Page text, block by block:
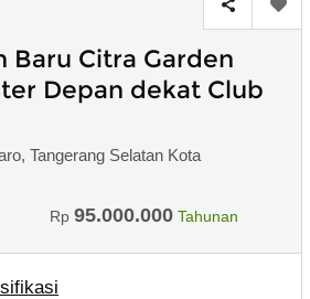
Baru Citra Garden
Depan dekat Club
Tangerang Selatan Kota
Rp 95.000.000 Tahunan